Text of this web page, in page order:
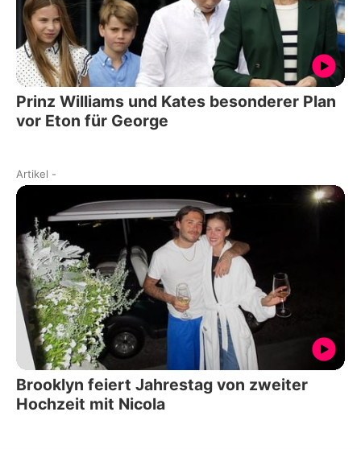
Prinz Williams und Kates besonderer Plan
vor Eton für George
Artikel -
Brooklyn feiert Jahrestag von zweiter
Hochzeit mit Nicola